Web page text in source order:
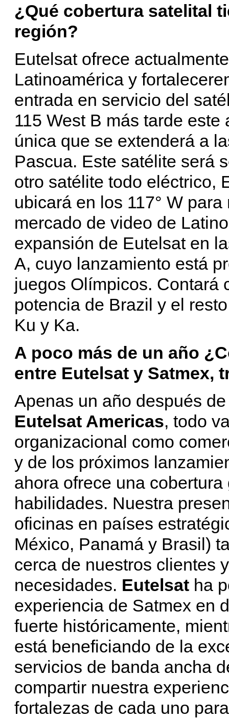
¿Qué cobertura satelital
región?
Eutelsat ofrece
Latinoamérica y
entrada en servicio del
115 West B más tarde
única que se extenderá a
Pascua. Este satélite será
otro satélite todo eléctrico,
ubicará en los 117° W
mercado de video de
expansión de Eutelsat en
A, cuyo lanzamiento está
juegos Olímpicos. Contará
potencia de Brazil y el
Ku y Ka.
A poco más de un año
entre Eutelsat y Satmex,
Apenas un año después
Eutelsat Americas, todo
organizacional como
y de los próximos
ahora ofrece una
habilidades. Nuestra
oficinas en países
México, Panamá y Brasil)
cerca de nuestros clientes
necesidades. Eutelsat ha
experiencia de Satmex en
fuerte históricamente,
está beneficiando de la
servicios de banda ancha
compartir nuestra
fortalezas de cada uno